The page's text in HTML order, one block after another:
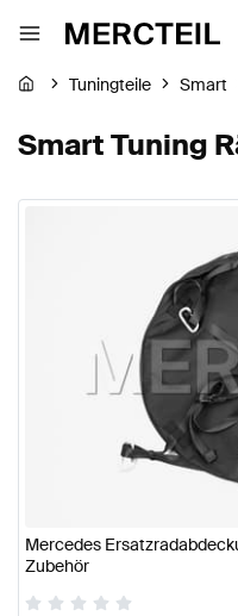
Tuningteile Smart
Smart Tuning
Mercedes
Zubehör